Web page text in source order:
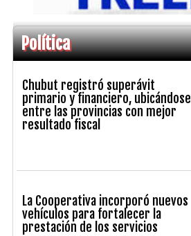
Política
Chubut registró superávit
primario y financiero, ubicándose
entre las provincias con mejor
resultado fiscal
La Cooperativa incorporó nuevos
vehículos para fortalecer la
prestación de los servicios